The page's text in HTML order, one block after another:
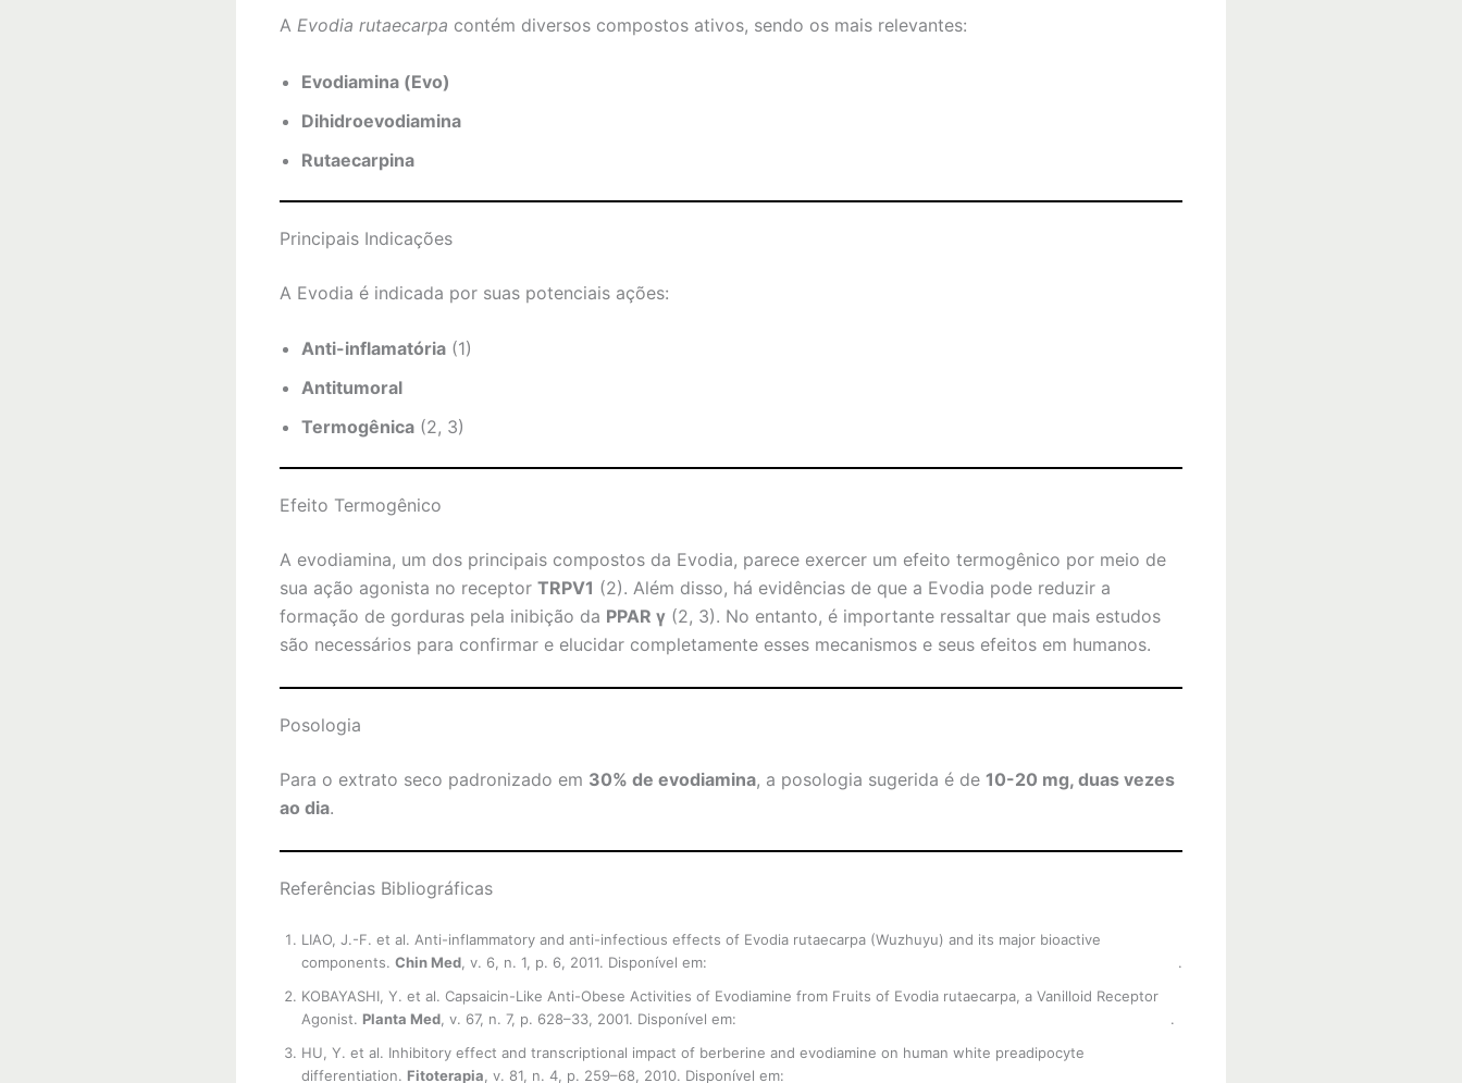
A Evodia rutaecarpa contém diversos compostos ativos, sendo os mais relevantes:
Evodiamina (Evo)
Dihidroevodiamina
Rutaecarpina
Principais Indicações
A Evodia é indicada por suas potenciais ações:
Anti-inflamatória (1)
Antitumoral
Termogênica (2, 3)
Efeito Termogênico
A evodiamina, um dos principais compostos da Evodia, parece exercer um efeito termogênico por meio de
sua ação agonista no receptor TRPV1 (2). Além disso, há evidências de que a Evodia pode reduzir a
formação de gorduras pela inibição da PPAR γ (2, 3). No entanto, é importante ressaltar que mais estudos
são necessários para confirmar e elucidar completamente esses mecanismos e seus efeitos em humanos.
Posologia
Para o extrato seco padronizado em 30% de evodiamina, a posologia sugerida é de 10-20 mg, duas vezes
ao dia.
Referências Bibliográficas
LIAO, J.-F. et al. Anti-inflammatory and anti-infectious effects of Evodia rutaecarpa (Wuzhuyu) and its major bioactive
components. Chin Med , v. 6, n. 1, p. 6, 2011. Disponível em:
.
KOBAYASHI, Y. et al. Capsaicin-Like Anti-Obese Activities of Evodiamine from Fruits of Evodia rutaecarpa, a Vanilloid Receptor
Agonist. Planta Med , v. 67, n. 7, p. 628–33, 2001. Disponível em:
.
HU, Y. et al. Inhibitory effect and transcriptional impact of berberine and evodiamine on human white preadipocyte
differentiation. Fitoterapia , v. 81, n. 4, p. 259–68, 2010. Disponível em: